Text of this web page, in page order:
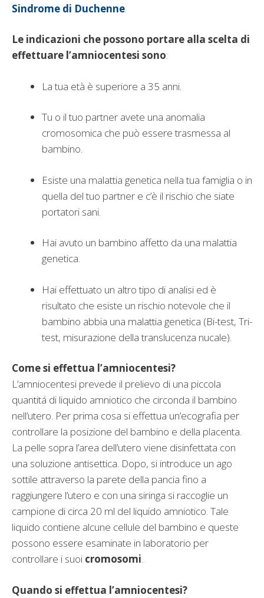
Sindrome di Duchenne.
Le indicazioni che possono portare alla scelta di
effettuare l’amniocentesi sono:
La tua età è superiore a 35 anni.
Tu o il tuo partner avete una anomalia
cromosomica che può essere trasmessa al
bambino.
Esiste una malattia genetica nella tua famiglia o in
quella del tuo partner e c’è il rischio che siate
portatori sani.
Hai avuto un bambino affetto da una malattia
genetica.
Hai effettuato un altro tipo di analisi ed è
risultato che esiste un rischio notevole che il
bambino abbia una malattia genetica (Bi-test, Tri-
test, misurazione della translucenza nucale).
Come si effettua l’amniocentesi?
L’amniocentesi prevede il prelievo di una piccola
quantitá di liquido amniotico che circonda il bambino
nell’utero. Per prima cosa si effettua un’ecografia per
controllare la posizione del bambino e della placenta.
La pelle sopra l’area dell’utero viene disinfettata con
una soluzione antisettica. Dopo, si introduce un ago
sottile attraverso la parete della pancia fino a
raggiungere l’utero e con una siringa si raccoglie un
campione di circa 20 ml del liquido amniotico. Tale
liquido contiene alcune cellule del bambino e queste
possono essere esaminate in laboratorio per
controllare i suoi cromosomi.
Quando si effettua l’amniocentesi?